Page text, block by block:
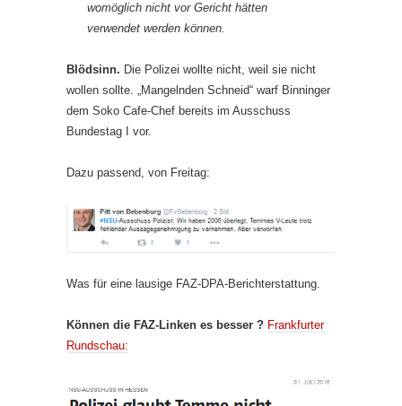
womöglich nicht vor Gericht hätten
verwendet werden können.
Blödsinn. Die Polizei wollte nicht, weil sie nicht
wollen sollte. „Mangelnden Schneid“ warf Binninger
dem Soko Cafe-Chef bereits im Ausschuss
Bundestag I vor.
Dazu passend, von Freitag:
Was für eine lausige FAZ-DPA-Berichterstattung.
Können die FAZ-Linken es besser ? Frankfurter
Rundschau: